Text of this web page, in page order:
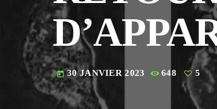
today 30 JANVIER 2023 648 5